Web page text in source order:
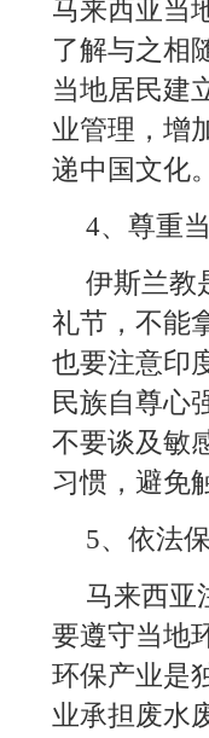
马来西亚当
了解与之相
当地居民建
业管理，增
递中国文化
4、尊重
伊斯兰教
礼节，不能
也要注意印
民族自尊心
不要谈及敏
习惯，避免
5、依法
马来西亚
要遵守当地
环保产业是
业承担废水